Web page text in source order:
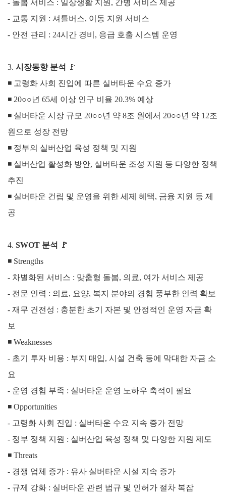
- 돌봄 서비스 : 일상생활 지원, 간병 서비스 제공
- 교통 지원 : 셔틀버스, 이동 지원 서비스
- 안전 관리 : 24시간 경비, 응급 호출 시스템 운영
3. 시장동향 분석
🚩
◾ 고령화 사회 진입에 따른 실버타운 수요 증가
◾ 20○○년 65세 이상 인구 비율 20.3% 예상
◾ 실버타운 시장 규모 20○○년 약 8조 원에서 20○○년 약 12조
원으로 성장 전망
◾ 정부의 실버산업 육성 정책 및 지원
◾ 실버산업 활성화 방안, 실버타운 조성 지원 등 다양한 정책
추진
◾ 실버타운 건립 및 운영을 위한 세제 혜택, 금융 지원 등 제
공
4. SWOT 분석
🚩
◾ Strengths
- 차별화된 서비스 : 맞춤형 돌봄, 의료, 여가 서비스 제공
- 전문 인력 : 의료, 요양, 복지 분야의 경험 풍부한 인력 확보
- 재무 건전성 : 충분한 초기 자본 및 안정적인 운영 자금 확
보
◾ Weaknesses
- 초기 투자 비용 : 부지 매입, 시설 건축 등에 막대한 자금 소
요
- 운영 경험 부족 : 실버타운 운영 노하우 축적이 필요
◾ Opportunities
- 고령화 사회 진입 : 실버타운 수요 지속 증가 전망
- 정부 정책 지원 : 실버산업 육성 정책 및 다양한 지원 제도
◾ Threats
- 경쟁 업체 증가 : 유사 실버타운 시설 지속 증가
- 규제 강화 : 실버타운 관련 법규 및 인허가 절차 복잡